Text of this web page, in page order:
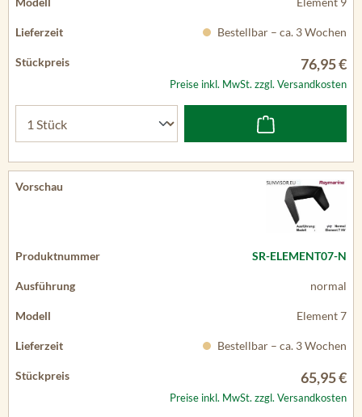
Bestellbar – ca. 3 Wochen
76,95 €
Preise inkl. MwSt. zzgl. Versandkosten
SR-ELEMENT07-N
normal
Element 7
Bestellbar – ca. 3 Wochen
65,95 €
Preise inkl. MwSt. zzgl. Versandkosten